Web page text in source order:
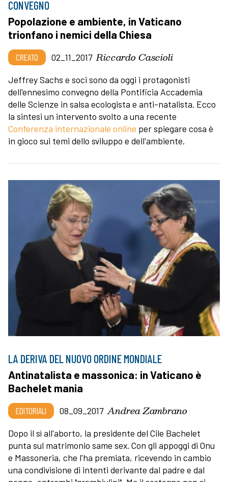
CONVEGNO
Popolazione e ambiente, in Vaticano
trionfano i nemici della Chiesa
CREATO 02_11_2017 Riccardo Cascioli
Jeffrey Sachs e soci sono da oggi i protagonisti
dell'ennesimo convegno della Pontificia Accademia
delle Scienze in salsa ecologista e anti-natalista. Ecco
la sintesi un intervento svolto a una recente
Conferenza internazionale online per spiegare cosa è
in gioco sui temi dello sviluppo e dell'ambiente.
LA DERIVA DEL NUOVO ORDINE MONDIALE
Antinatalista e massonica: in Vaticano è
Bachelet mania
EDITORIALI 08_09_2017 Andrea Zambrano
Dopo il sì all'aborto, la presidente del Cile Bachelet
punta sul matrimonio same sex. Con gli appoggi di Onu
e Massoneria, che l'ha premiata, ricevendo in cambio
una condivisione di intenti derivante dal padre e dal